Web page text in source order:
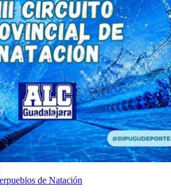
de Natación